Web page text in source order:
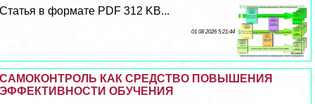
Статья в формате PDF 312 KB...
01 08 2026 5:21:44
САМОКОНТРОЛЬ КАК СРЕДСТВО ПОВЫШЕНИЯ
ЭФФЕКТИВНОСТИ ОБУЧЕНИЯ